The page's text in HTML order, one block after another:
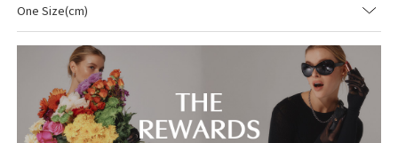
One Size(cm)